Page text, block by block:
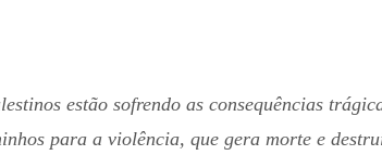
estão sofrendo as consequências
para a violência, que gera morte e